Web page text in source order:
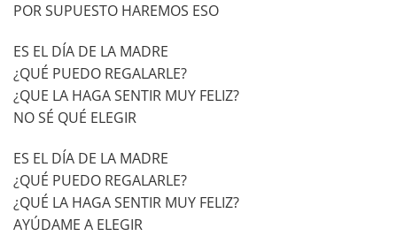
POR SUPUESTO HAREMOS ESO
ES EL DÍA DE LA MADRE
¿QUÉ PUEDO REGALARLE?
¿QUE LA HAGA SENTIR MUY FELIZ?
NO SÉ QUÉ ELEGIR
ES EL DÍA DE LA MADRE
¿QUÉ PUEDO REGALARLE?
¿QUÉ LA HAGA SENTIR MUY FELIZ?
AYÚDAME A ELEGIR